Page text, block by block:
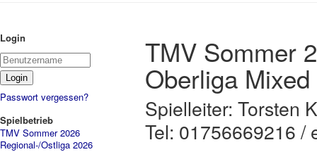
Login
Passwort vergessen?
Spielbetrieb
TMV Sommer 2026
Regional-/Ostliga 2026
TMV Sommer
Oberliga
Spielleiter: Torsten
Tel: 01756669216 /